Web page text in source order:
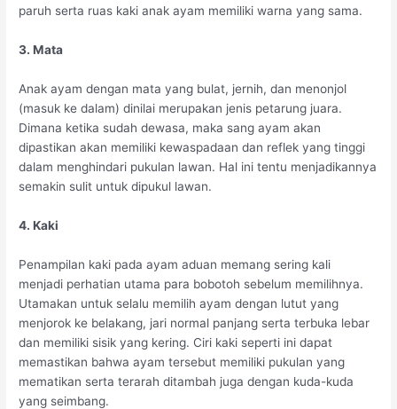
paruh serta ruas kaki anak ayam memiliki warna yang sama.
3. Mata
Anak ayam dengan mata yang bulat, jernih, dan menonjol
(masuk ke dalam) dinilai merupakan jenis petarung juara.
Dimana ketika sudah dewasa, maka sang ayam akan
dipastikan akan memiliki kewaspadaan dan reflek yang tinggi
dalam menghindari pukulan lawan. Hal ini tentu menjadikannya
semakin sulit untuk dipukul lawan.
4. Kaki
Penampilan kaki pada ayam aduan memang sering kali
menjadi perhatian utama para bobotoh sebelum memilihnya.
Utamakan untuk selalu memilih ayam dengan lutut yang
menjorok ke belakang, jari normal panjang serta terbuka lebar
dan memiliki sisik yang kering. Ciri kaki seperti ini dapat
memastikan bahwa ayam tersebut memiliki pukulan yang
mematikan serta terarah ditambah juga dengan kuda-kuda
yang seimbang.